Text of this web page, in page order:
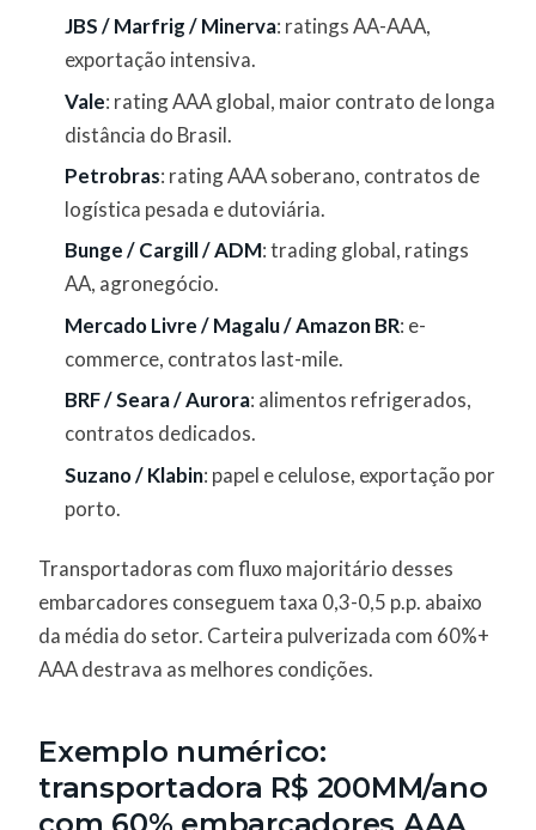
JBS / Marfrig / Minerva: ratings AA-AAA,
exportação intensiva.
Vale: rating AAA global, maior contrato de longa
distância do Brasil.
Petrobras: rating AAA soberano, contratos de
logística pesada e dutoviária.
Bunge / Cargill / ADM: trading global, ratings
AA, agronegócio.
Mercado Livre / Magalu / Amazon BR: e-
commerce, contratos last-mile.
BRF / Seara / Aurora: alimentos refrigerados,
contratos dedicados.
Suzano / Klabin: papel e celulose, exportação por
porto.
Transportadoras com fluxo majoritário desses
embarcadores conseguem taxa 0,3-0,5 p.p. abaixo
da média do setor. Carteira pulverizada com 60%+
AAA destrava as melhores condições.
Exemplo numérico:
transportadora R$ 200MM/ano